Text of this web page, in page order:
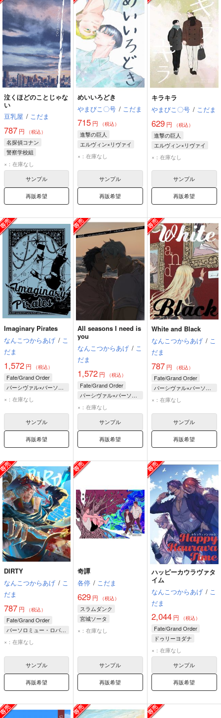
泣くほどのことじゃな
い
豆乳屋 / こだま
787 円 （税込）
名探偵コナン
警察学校組
×：在庫なし
サンプル
再販希望
めいいろどき
やまびこ〇号 / こだま
715 円 （税込）
進撃の巨人
エルヴィン×リヴァイ
エルヴィン・スミス
×：在庫なし
サンプル
再販希望
キラキラ
やまびこ〇号 / こだま
629円 （税込）
進撃の巨人
エルヴィン×リヴァイ
リヴァイ
×：在庫なし
サンプル
再販希望
Imaginary Pirates
なんこつからあげ / こ
だま
1,572 円 （税込）
Fate/Grand Order
パーシヴァル×バーソロミュー
×：在庫なし
サンプル
再販希望
All seasons I need is
you
なんこつからあげ / こ
だま
1,572 円 （税込）
Fate/Grand Order
パーシヴァル×バーソロミュー
パーシヴァル
×：在庫なし
サンプル
再販希望
White and Black
なんこつからあげ / こ
だま
787円 （税込）
Fate/Grand Order
パーシヴァル×バーソロミュー
パーシヴァル
×：在庫なし
サンプル
再販希望
DIRTY
なんこつからあげ / こ
だま
787 円 （税込）
Fate/Grand Order
バーソロミュー・ロバーツ
黒髭
×：在庫なし
サンプル
再販希望
奇譚
各停 / こだま
629 円 （税込）
スラムダンク
宮城ソータ
宮城リョータ
×：在庫なし
サンプル
再販希望
ハッピーカウラヴァタ
イム
なんこつからあげ / こ
だま
2,044円 （税込）
Fate/Grand Order
ドゥリーヨダナ
カルナ
アシュヴァッターマン
×：在庫なし
サンプル
再販希望